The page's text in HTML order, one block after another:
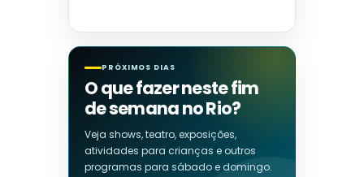
PRÓXIMOS DIAS
O que fazer neste fim
de semana no Rio?
Veja shows, teatro, exposições,
atividades para crianças e outros
programas para sábado e domingo.